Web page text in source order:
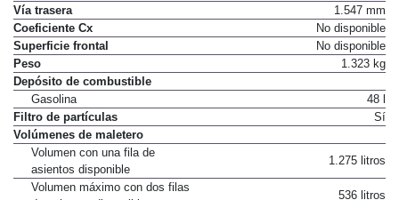
Vía trasera
1.547 mm
Coeficiente Cx
No disponible
Superficie frontal
No disponible
Peso
1.323 kg
Depósito de combustible
Gasolina
48 l
Filtro de partículas
Sí
Volúmenes de maletero
Volumen con una fila de
asientos disponible
1.275 litros
Volumen máximo con dos filas
536 litros